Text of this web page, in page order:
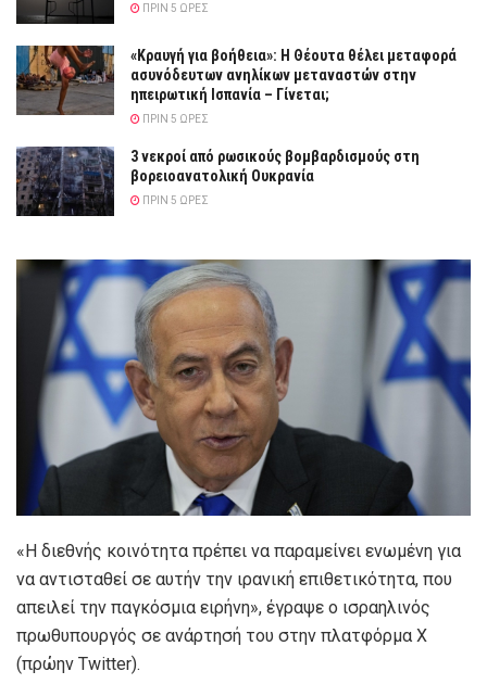
ΠΡΙΝ 5 ΏΡΕΣ
«Κραυγή για βοήθεια»: Η Θέουτα θέλει μεταφορά
ασυνόδευτων ανηλίκων μεταναστών στην
ηπειρωτική Ισπανία – Γίνεται;
ΠΡΙΝ 5 ΏΡΕΣ
3 νεκροί από ρωσικούς βομβαρδισμούς στη
βορειοανατολική Ουκρανία
ΠΡΙΝ 5 ΏΡΕΣ
«Η διεθνής κοινότητα πρέπει να παραμείνει ενωμένη για
να αντισταθεί σε αυτήν την ιρανική επιθετικότητα, που
απειλεί την παγκόσμια ειρήνη», έγραψε ο ισραηλινός
πρωθυπουργός σε ανάρτησή του στην πλατφόρμα X
(πρώην Twitter).